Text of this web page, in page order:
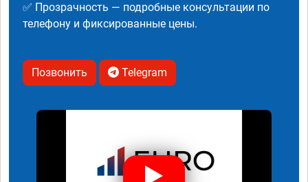
✅ Прозрачность — подробные консультации по
телефону и фиксированные цены.
Позвонить Telegram